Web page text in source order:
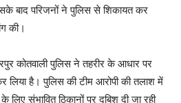
बाद परिजनों ने पुलिस से शिकायत कर
की।
कोतवाली पुलिस ने तहरीर के आधार पर
लिया है। पुलिस की टीम आरोपी की तलाश में
संभावित ठिकानों पर दबिश दी जा रही